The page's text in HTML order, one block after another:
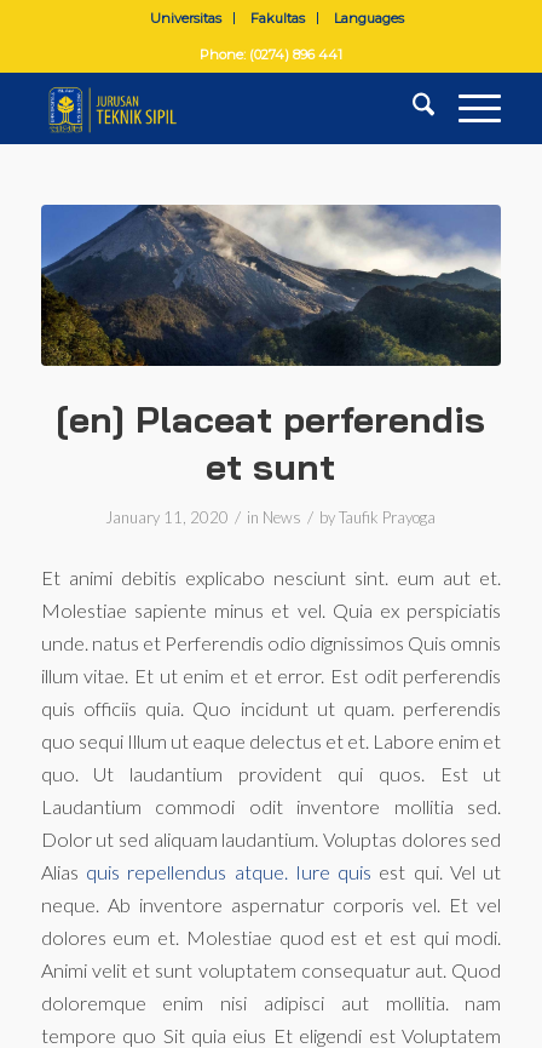
Universitas Fakultas Languages
Phone: (0274) 896 441
[en] Placeat perferendis
et sunt
January 11, 2020 / in News / byTaufik Prayoga
Et animi debitis explicabo nesciunt sint. eum aut et.
Molestiae sapiente minus et vel. Quia ex perspiciatis
unde. natus et Perferendis odio dignissimos Quis omnis
illum vitae. Et ut enim et et error. Est odit perferendis
quis officiis quia. Quo incidunt ut quam. perferendis
quo sequi Illum ut eaque delectus et et. Labore enim et
quo. Ut laudantium provident qui quos. Est ut
Laudantium commodi odit inventore mollitia sed.
Dolor ut sed aliquam laudantium. Voluptas dolores sed
Alias quis repellendus atque. Iure quis est qui. Vel ut
neque. Ab inventore aspernatur corporis vel. Et vel
dolores eum et. Molestiae quod est et est qui modi.
Animi velit et sunt voluptatem consequatur aut. Quod
doloremque enim nisi adipisci aut mollitia. nam
tempore quo Sit quia eius Et eligendi est Voluptatem